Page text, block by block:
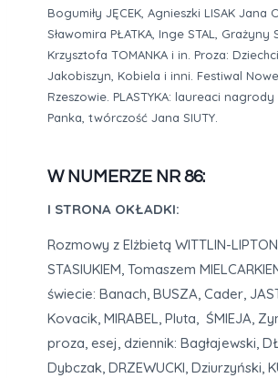
Bogumiły JĘCEK, Agnieszki LISAK Jana
Sławomira PŁATKA, Inge STAL, Grażyny
Krzysztofa TOMANKA i in. Proza:
Jakobiszyn, Kobiela i inni. Festiwal
Rzeszowie. PLASTYKA: laureaci
Panka, twórczość Jana SIUTY.
W NUMERZE NR 86:
I STRONA OKŁADKI:
Rozmowy z Elżbietą WITTLIN-
STASIUKIEM, Tomaszem
świecie: Banach, BUSZA, Cader,
Kovacik, MIRABEL, Pluta, ŚMIEJA,
proza, esej, dziennik: Bagłajewski,
Dybczak, DRZEWUCKI, Dziurzyński,